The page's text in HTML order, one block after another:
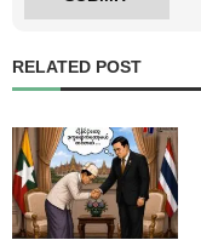
RELATED POST